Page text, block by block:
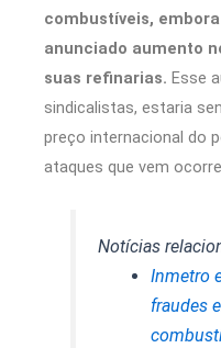
combustíveis,
anunciado aumento
suas refinarias. Esse
sindicalistas, estaria
preço internacional do
ataques que vem
Notícias
Inmetro
fraudes